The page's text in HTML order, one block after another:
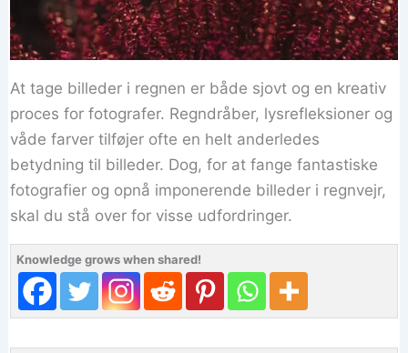
At tage billeder i regnen er både sjovt og en kreativ
proces for fotografer. Regndråber, lysrefleksioner og
våde farver tilføjer ofte en helt anderledes
betydning til billeder. Dog, for at fange fantastiske
fotografier og opnå imponerende billeder i regnvejr,
skal du stå over for visse udfordringer.
Knowledge grows when shared!